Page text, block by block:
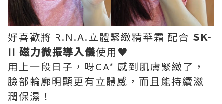
好喜歡將 R.N.A.立體緊緻精華霜 配合 SK-
II 磁力微振導入儀使用♥
用上一段日子，呀CA* 感到肌膚緊緻了，
臉部輪廓明顯更有立體感，而且能持續滋
潤保濕！